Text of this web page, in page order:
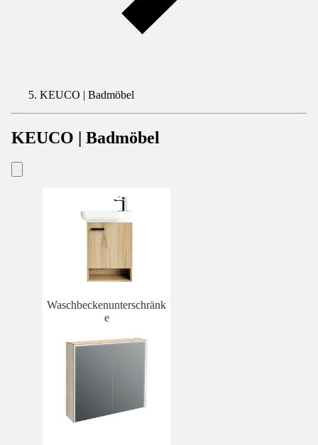
KEUCO | Badmöbel
KEUCO | Badmöbel
Waschbeckenunterschränk
e